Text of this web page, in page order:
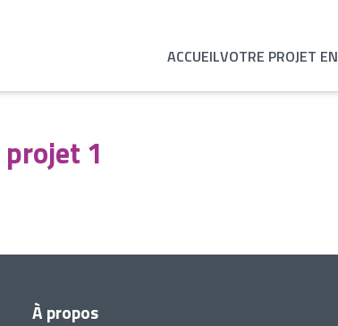
ACCUEILVOTRE PROJET EN
projet 1
À propos